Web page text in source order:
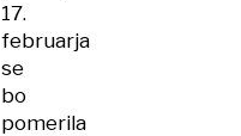
17.
februarja
se
bo
pomerila